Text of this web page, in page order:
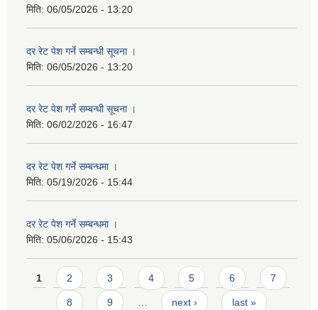
मिति: 06/05/2026 - 13:20
दर रेट पेश गर्ने सम्बन्धी सूचना ।
मिति: 06/05/2026 - 13:20
दर रेट पेश गर्ने सम्बन्धी सूचना ।
मिति: 06/02/2026 - 16:47
दर रेट पेश गर्ने सम्बन्धमा ।
मिति: 05/19/2026 - 15:44
दर रेट पेश गर्ने सम्बन्धमा ।
मिति: 05/06/2026 - 15:43
Pages
1 2 3 4 5 6 7
8 9 … next › last »